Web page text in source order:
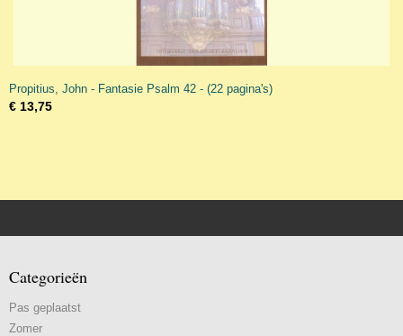
Propitius, John - Fantasie Psalm 42 - (22 pagina's)
€ 13,75
Categorieën
Pas geplaatst
Zomer